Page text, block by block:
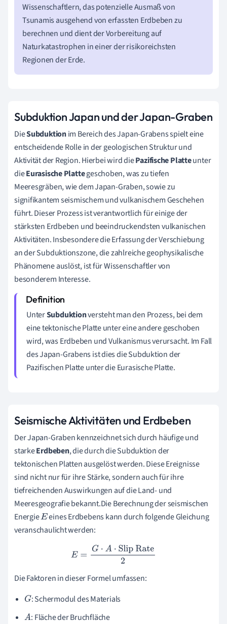
Wissenschaftlern, das potenzielle Ausmaß von
Tsunamis ausgehend von erfassten Erdbeben zu
berechnen und dient der Vorbereitung auf
Naturkatastrophen in einer der risikoreichsten
Regionen der Erde.
Subduktion Japan und der Japan-Graben
DieSubduktionim Bereich des Japan-Grabens spielt eine
entscheidende Rolle in der geologischen Struktur und
Aktivität der Region. Hierbei wird diePazifische Platteunter
dieEurasische Plattegeschoben, was zu tiefen
Meeresgräben, wie dem Japan-Graben, sowie zu
signifikantem seismischem und vulkanischem Geschehen
führt. Dieser Prozess ist verantwortlich für einige der
stärksten Erdbeben und beeindruckendsten vulkanischen
Aktivitäten. Insbesondere die Erfassung der Verschiebung
an der Subduktionszone, die zahlreiche geophysikalische
Phänomene auslöst, ist für Wissenschaftler von
besonderem Interesse.
UnterSubduktionversteht man den Prozess, bei dem
eine tektonische Platte unter eine andere geschoben
wird, was Erdbeben und Vulkanismus verursacht. Im Fall
des Japan-Grabens ist dies die Subduktion der
Pazifischen Platte unter die Eurasische Platte.
Seismische Aktivitäten und Erdbeben
Der Japan-Graben kennzeichnet sich durch häufige und
starkeErdbeben, die durch die Subduktion der
tektonischen Platten ausgelöst werden. Diese Ereignisse
sind nicht nur für ihre Stärke, sondern auch für ihre
tiefreichenden Auswirkungen auf die Land- und
Meeresgeografie bekannt.Die Berechnung der seismischen
EnergieE eines Erdbebens kann durch folgende Gleichung
veranschaulicht werden:
E =G⋅A⋅Slip Rate2
Die Faktoren in dieser Formel umfassen:
G: Schermodul des Materials
A : Fläche der Bruchfläche